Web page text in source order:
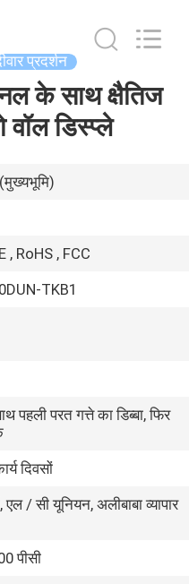
प्रदर्शन
के साथ क्षैतिज
वॉल डिस्प्ले
, RoHS , FCC
TKB1
पहली परत गत्ते का डिब्बा, फिर
दिवसों
एल / सी यूनियन, अलीबाबा व्यापार
पीसी